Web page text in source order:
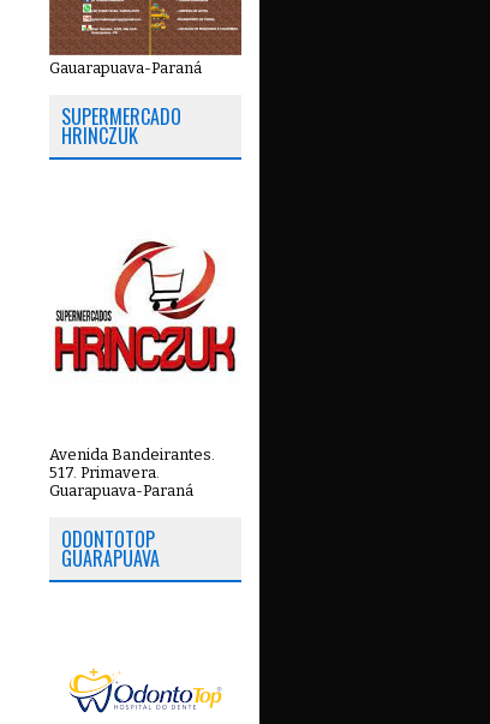
Gauarapuava-Paraná
SUPERMERCADO
HRINCZUK
Avenida Bandeirantes.
517. Primavera.
Guarapuava-Paraná
ODONTOTOP
GUARAPUAVA